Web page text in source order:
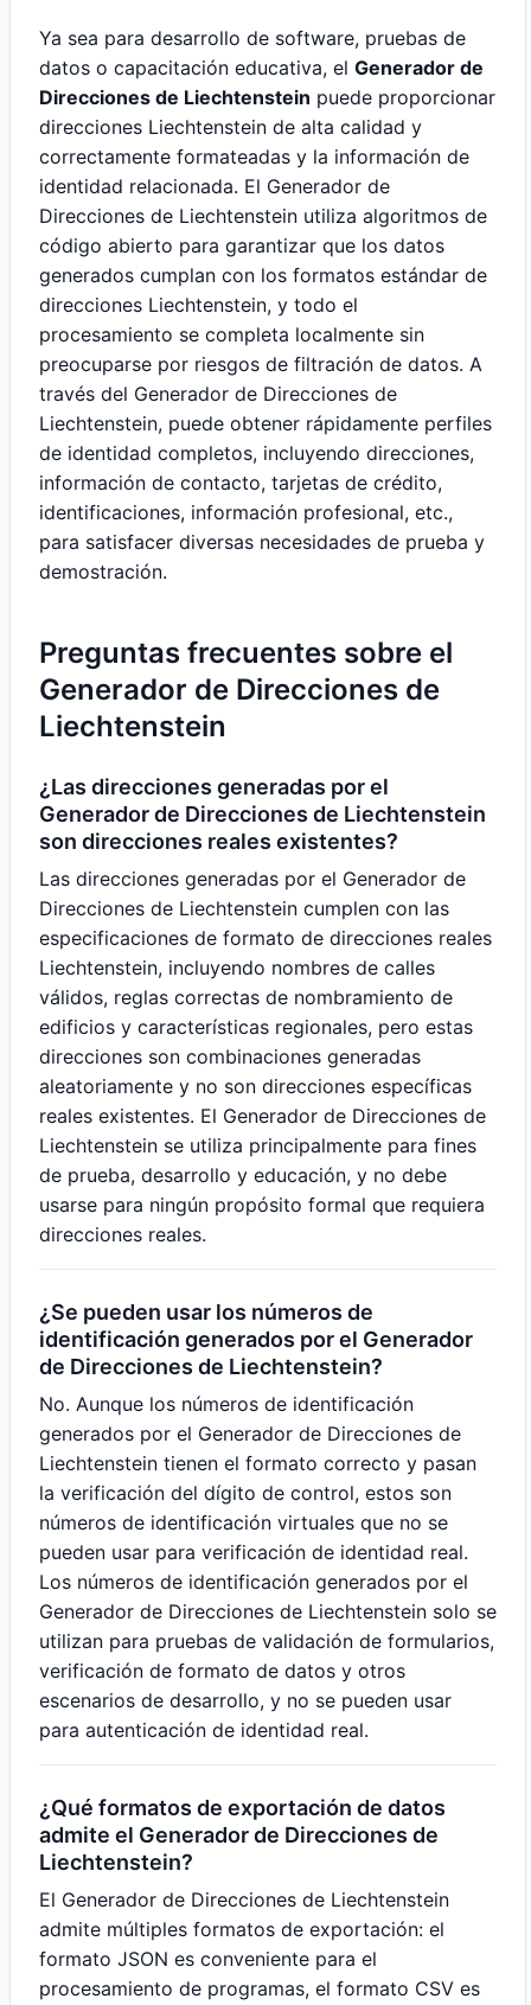
Ya sea para desarrollo de software, pruebas de
datos o capacitación educativa, el Generador de
Direcciones de Liechtenstein puede proporcionar
direcciones Liechtenstein de alta calidad y
correctamente formateadas y la información de
identidad relacionada. El Generador de
Direcciones de Liechtenstein utiliza algoritmos de
código abierto para garantizar que los datos
generados cumplan con los formatos estándar de
direcciones Liechtenstein, y todo el
procesamiento se completa localmente sin
preocuparse por riesgos de filtración de datos. A
través del Generador de Direcciones de
Liechtenstein, puede obtener rápidamente perfiles
de identidad completos, incluyendo direcciones,
información de contacto, tarjetas de crédito,
identificaciones, información profesional, etc.,
para satisfacer diversas necesidades de prueba y
demostración.
Preguntas frecuentes sobre el
Generador de Direcciones de
Liechtenstein
¿Las direcciones generadas por el
Generador de Direcciones de Liechtenstein
son direcciones reales existentes?
Las direcciones generadas por el Generador de
Direcciones de Liechtenstein cumplen con las
especificaciones de formato de direcciones reales
Liechtenstein, incluyendo nombres de calles
válidos, reglas correctas de nombramiento de
edificios y características regionales, pero estas
direcciones son combinaciones generadas
aleatoriamente y no son direcciones específicas
reales existentes. El Generador de Direcciones de
Liechtenstein se utiliza principalmente para fines
de prueba, desarrollo y educación, y no debe
usarse para ningún propósito formal que requiera
direcciones reales.
¿Se pueden usar los números de
identificación generados por el Generador
de Direcciones de Liechtenstein?
No. Aunque los números de identificación
generados por el Generador de Direcciones de
Liechtenstein tienen el formato correcto y pasan
la verificación del dígito de control, estos son
números de identificación virtuales que no se
pueden usar para verificación de identidad real.
Los números de identificación generados por el
Generador de Direcciones de Liechtenstein solo se
utilizan para pruebas de validación de formularios,
verificación de formato de datos y otros
escenarios de desarrollo, y no se pueden usar
para autenticación de identidad real.
¿Qué formatos de exportación de datos
admite el Generador de Direcciones de
Liechtenstein?
El Generador de Direcciones de Liechtenstein
admite múltiples formatos de exportación: el
formato JSON es conveniente para el
procesamiento de programas, el formato CSV es